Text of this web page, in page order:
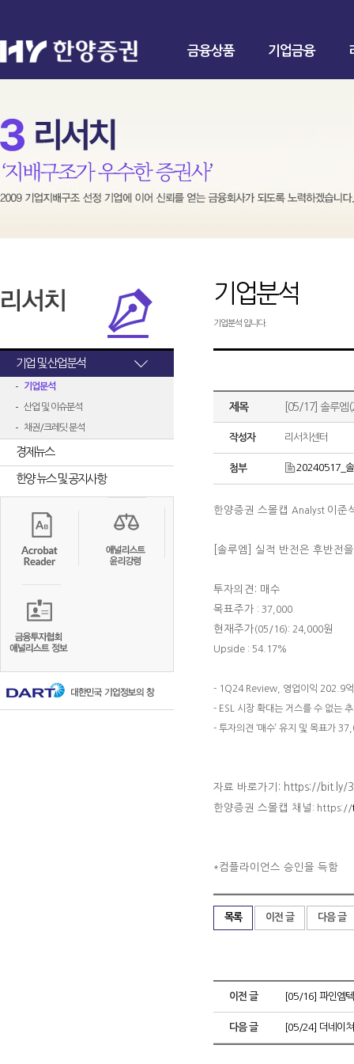
금융상품 기업금융
기업 및 산업분석
기업분석
산업 및 이슈분석
채권/크레딧 분석
경제뉴스
한양 뉴스 및 공지사항
기업분석
기업분석 입니다.
제목 [05/17] 솔루엠
작성자 리서치센터
첨부 20240517_
한양증권 스몰캡 Analyst 이준
[솔루엠] 실적 반전은 후반전
투자의견: 매수
목표주가 : 37,000
현재주가(05/16): 24,000원
Upside : 54.17%
- 1Q24 Review, 영업이익 202.9억
- ESL 시장 확대는 거스를 수 없는
- 투자의견 ‘매수’ 유지 및 목표가
자료 바로가기: https://bit.ly/
한양증권 스몰캡 채널 : https://
*컴플라이언스 승인을 득함
목록 이전 글 다음 글
이전 글 [05/16] 파인엠
다음 글 [05/24] 더네이